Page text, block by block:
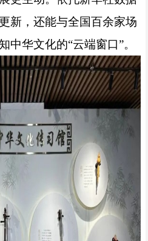
新，还能与全国百余家场
中华文化的“云端窗口”。